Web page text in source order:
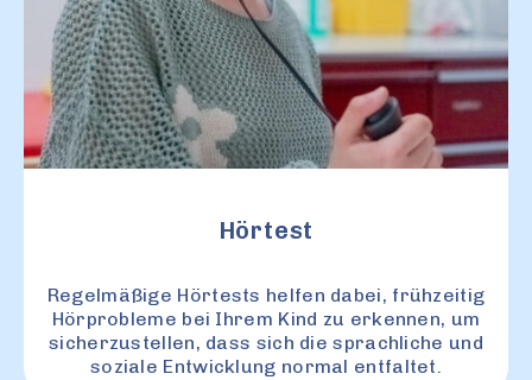
Hörtest
Regelmäßige Hörtests helfen dabei, frühzeitig
Hörprobleme bei Ihrem Kind zu erkennen, um
sicherzustellen, dass sich die sprachliche und
soziale Entwicklung normal entfaltet.